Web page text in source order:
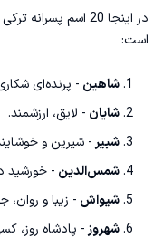
در اینجا 20 اسم
است:
شاهین - پرنده‌ای
شایان - لایق، ارزشمند.
شبیر- شیرین و
شمس‌الدین - خورشید
شیواش - زیبا و روان،
شهروز- پادشاه روز،